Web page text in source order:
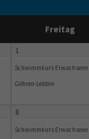
Freitag
1
Schwimmkurs Erwachsene
Göhren-Lebbin
8
Schwimmkurs Erwachsene